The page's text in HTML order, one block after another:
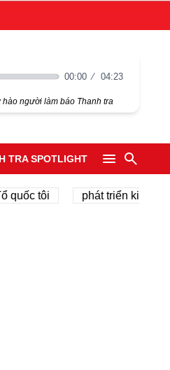
00:00 04:23
hào người làm báo Thanh tra
TRA SPOTLIGHT
phát triển kinh tế tư nhân